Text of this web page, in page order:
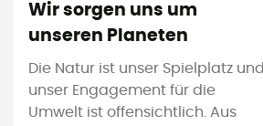
Wir sorgen uns um
unseren Planeten
Die Natur ist unser Spielplatz und
unser Engagement für die
Umwelt ist offensichtlich. Aus